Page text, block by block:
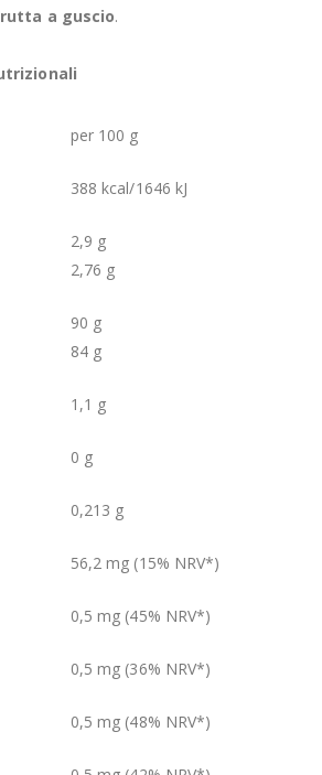
a guscio.
per 100 g
388 kcal/1646 kJ
2,9 g
2,76 g
90 g
84 g
1,1 g
0 g
0,213 g
56,2 mg (15% NRV*)
0,5 mg (45% NRV*)
0,5 mg (36% NRV*)
0,5 mg (48% NRV*)